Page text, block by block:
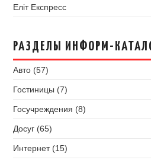
Еліт Експресс
РАЗДЕЛЫ ИНФОРМ-
Авто (57)
Гостиницы (7)
Госучреждения (8)
Досуг (65)
Интернет (15)